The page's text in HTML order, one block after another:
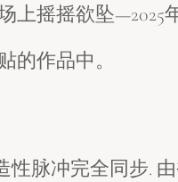
上摇摇欲坠
的作品中。
性脉冲完全同步.